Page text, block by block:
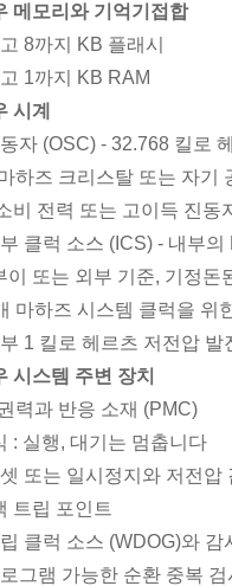
메모리와 기억기접합
8까지 KB 플래시
1까지 KB RAM
시계
자 (OSC) - 32.768 킬로
하즈 크리스탈 또는 자기
비 전력 또는 고이득 진동
클럭 소스 (ICS) - 내부의
이 또는 외부 기준, 기정돈
마하즈 시스템 클럭을 위
1 킬로 헤르츠 저전압 발
시스템 주변 장치
력과 반응 소재 (PMC)
: 실행, 대기는 멈춥니다
또는 일시정지와 저전압
트립 포인트
클럭 소스 (WDOG)와 감
그램 가능한 순환 중복 검